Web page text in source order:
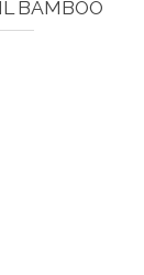
BAMBOO